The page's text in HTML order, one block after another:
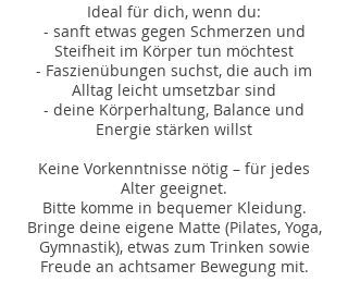
Ideal für dich, wenn du:
- sanft etwas gegen Schmerzen und
Steifheit im Körper tun möchtest
- Faszienübungen suchst, die auch im
Alltag leicht umsetzbar sind
- deine Körperhaltung, Balance und
Energie stärken willst
Keine Vorkenntnisse nötig – für jedes
Alter geeignet.
Bitte komme in bequemer Kleidung.
Bringe deine eigene Matte (Pilates, Yoga,
Gymnastik), etwas zum Trinken sowie
Freude an achtsamer Bewegung mit.